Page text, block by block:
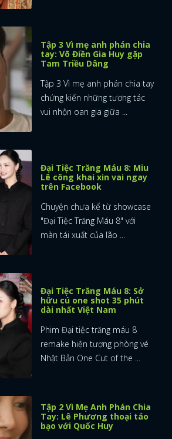
Tập 3 Vì mẹ anh phán chia
tay: Võ Điền Gia Huy gặp
Tam Triều Dâng
Tập 3 Vì mẹ anh phán chia tay
chứng kiến những tương tác
vui nhộn oan gia giữa ...
Đại Tiệc Trăng Máu 8: Miu
Lê công khai xin vai ngay
trên Facebook
Chuyện chưa kể từ showcase
"Đại Tiệc Trăng Máu 8" với
màn tái xuất của lão ...
Đại Tiệc Trăng Máu 8: Sở
hữu cú one shot 35 phút
dài nhất Việt Nam
Phim Đại tiệc trăng máu 8
remake hiện tượng phòng vé
Nhật Bản One Cut of the ...
Tập 2 Vì Mẹ Anh Phán Chia
Tay: Lê Phương thoại táo
bạo với Quốc Huy